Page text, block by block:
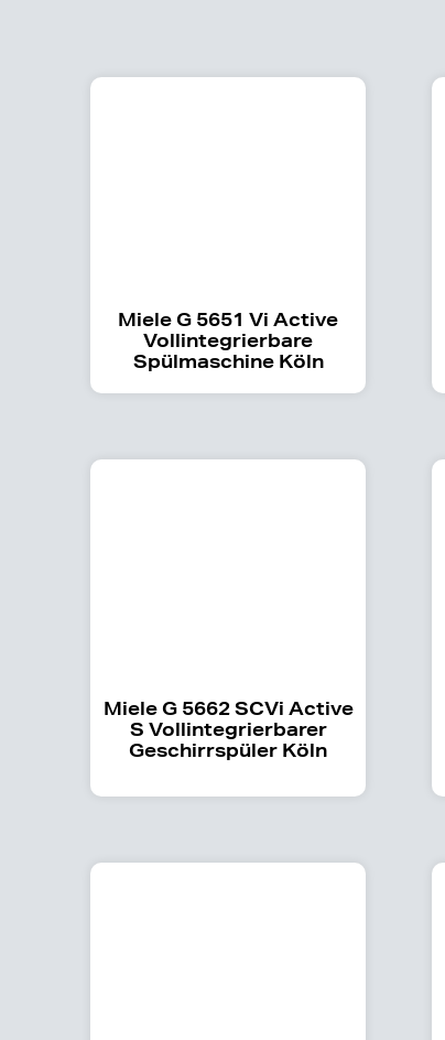
Miele G 5651 Vi Active
Vollintegrierbare
Spülmaschine Köln
Miele G 5662 SCVi Active
S Vollintegrierbarer
Geschirrspüler Köln